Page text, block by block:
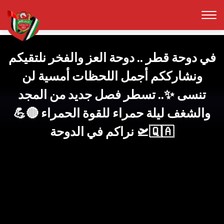
في دوحة قطر .. دوحة العز والفخر نلتقيكم
ونشارككم أجمل اللحظات أمسية لن
تنسى ✨.. تسطر فصل جديد من المجد
والشغف ليلة حمراء للقوة الحمراء 🔴💪
نراكم في الدوحة 🛫🇶🇦